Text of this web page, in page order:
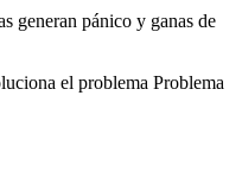
generan pánico y ganas de
el problema Problema